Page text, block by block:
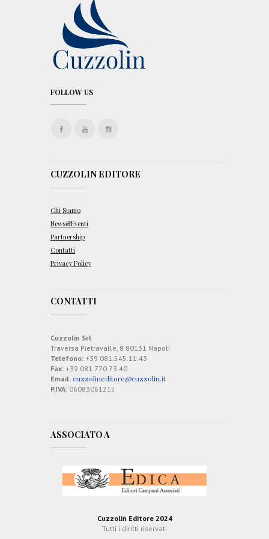
FOLLOW US
CUZZOLIN EDITORE
Chi Siamo
News&Eventi
Partnership
Contatti
Privacy Policy
CONTATTI
Cuzzolin Srl
Traversa Pietravalle, 8 80131 Napoli
Telefono: +39 081.545.11.43
Fax: +39 081.770.73.40
Email: cuzzolineditore@cuzzolin.it
P.IVA: 06083061215
ASSOCIATO A
Cuzzolin Editore 2024
Tutti i diritti riservati